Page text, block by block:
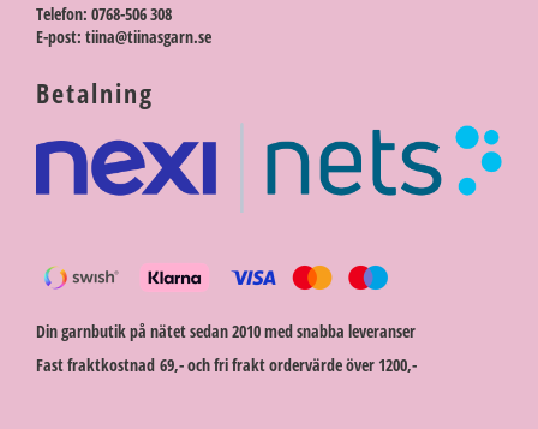
Telefon: 0768-506 308
E-post: tiina@tiinasgarn.se
Betalning
Din garnbutik på nätet sedan 2010 med snabba leveranser
Fast fraktkostnad 69,- och fri frakt ordervärde över 1200,-